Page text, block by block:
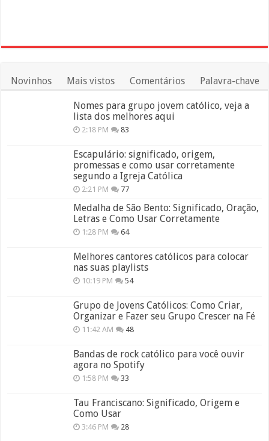
Novinhos Mais vistos Comentários Palavra-chave
Nomes para grupo jovem católico, veja a
lista dos melhores aqui
2:18 PM 83
Escapulário: significado, origem,
promessas e como usar corretamente
segundo a Igreja Católica
2:21 PM 77
Medalha de São Bento: Significado, Oração,
Letras e Como Usar Corretamente
1:28 PM 64
Melhores cantores católicos para colocar
nas suas playlists
10:19 PM 54
Grupo de Jovens Católicos: Como Criar,
Organizar e Fazer seu Grupo Crescer na Fé
11:42 AM 48
Bandas de rock católico para você ouvir
agora no Spotify
1:58 PM 33
Tau Franciscano: Significado, Origem e
Como Usar
3:46 PM 28